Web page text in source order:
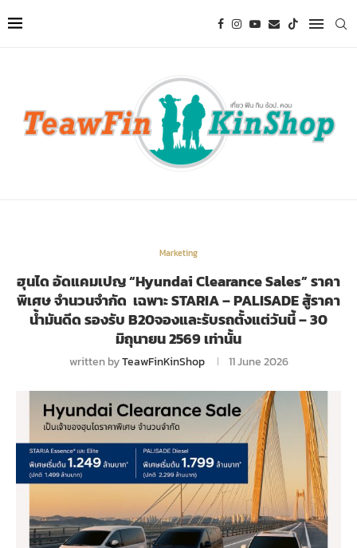
Marketing
ฮุนได อัดแคมเปญ “Hyundai Clearance Sales” ราคา
พิเศษ จำนวนจำกัด เฉพาะ STARIA – PALISADE สู้ราคา
น้ำมันดีด รองรับ B20จองและรับรถตั้งแต่วันนี้ – 30
มิถุนายน 2569 เท่านั้น
written byTeawFinKinShop 11 June 2026